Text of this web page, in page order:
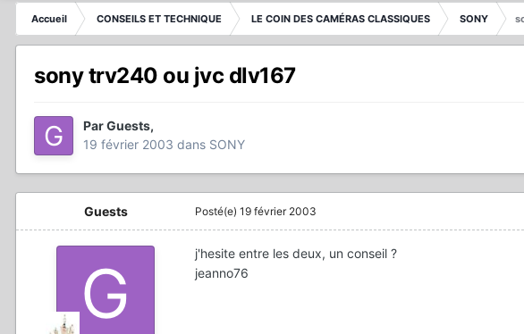
Accueil CONSEILS ET TECHNIQUE LE COIN DES CAMÉRAS CLASSIQUES SONY
sony trv240 ou jvc dlv167
ParGuests,
19 février 2003 dans SONY
Guests Posté(e) 19 février 2003
j'hesite entre les deux, un conseil ?
jeanno76